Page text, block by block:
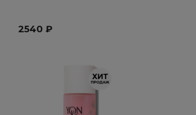
2540 ₽